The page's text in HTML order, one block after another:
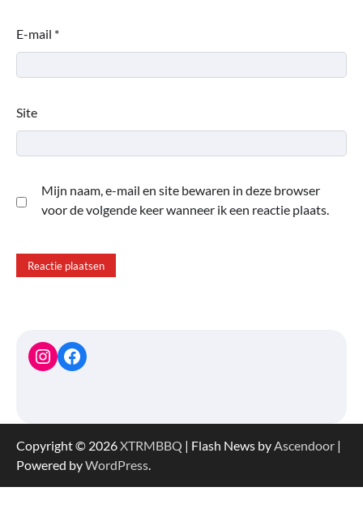
E-mail *
Site
Mijn naam, e-mail en site bewaren in deze browser
voor de volgende keer wanneer ik een reactie plaats.
Instagram
Facebook
Copyright © 2026XTRMBBQ | Flash News byAscendoor |
Powered byWordPress.